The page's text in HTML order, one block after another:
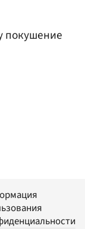
покушение